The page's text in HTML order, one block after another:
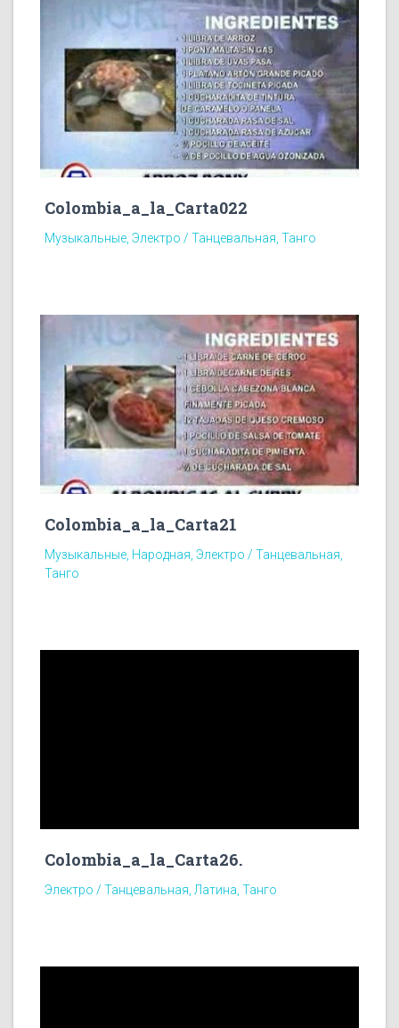
Colombia_a_la_Carta022
Музыкальные, Электро / Танцевальная, Танго
Colombia_a_la_Carta21
Музыкальные, Народная, Электро / Танцевальная,
Танго
Colombia_a_la_Carta26.
Электро / Танцевальная, Латина, Танго